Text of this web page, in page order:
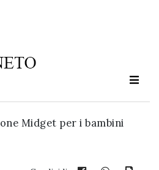
Midget per i bambini